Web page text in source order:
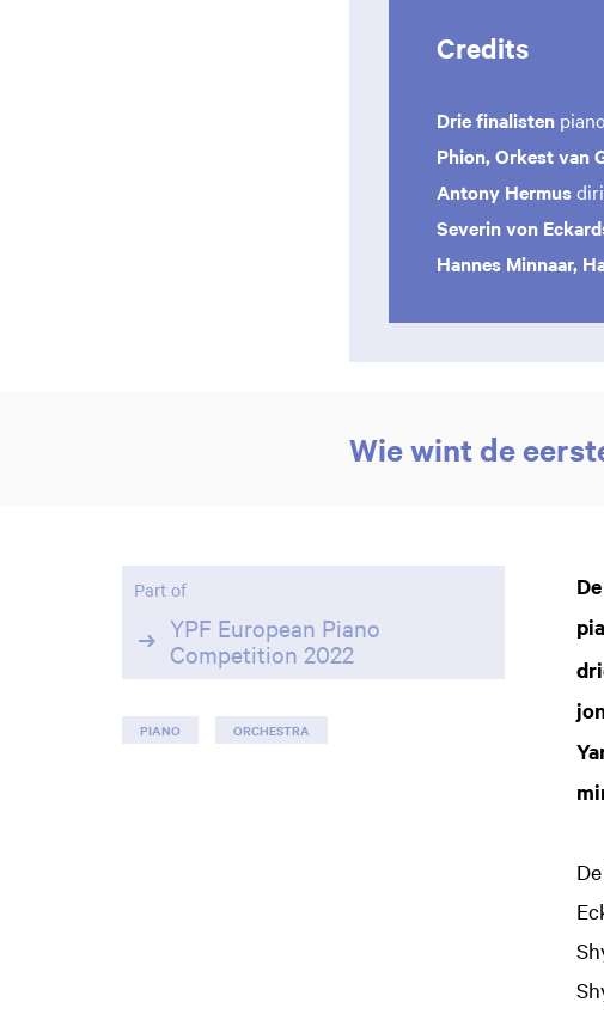
Credits
Drie finalisten piano
Phion, Orkest van
Antony Hermus
Severin von
Hannes Minnaar,
Wie wint de
Part of
YPF European Piano
Competition 2022
PIANO ORCHESTRA